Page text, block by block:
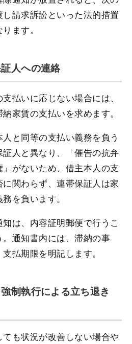
請求訴訟といった法的措置
ます。
人への連絡
払いに応じない場合には、
家賃の支払いを求めます。
と同等の支払い義務を負う
人と異なり、「催告の抗弁
がないため、借主本人の支
関わらず、連帯保証人は家
を負います。
は、内容証明郵便で行うこ
通知書内には、滞納の事
払期限を明記します。
制執行による立ち退き
も状況が改善しない場合や